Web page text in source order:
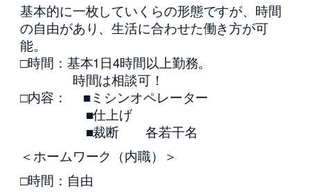
基本的に一枚していくらの形態ですが、時間
の自由があり、生活に合わせた働き方が可
能。
□時間：基本1日4時間以上勤務。
時間は相談可！
□内容： ■ミシンオペレーター
■仕上げ
■裁断 各若干名
＜ホームワーク（内職）＞
□時間：自由